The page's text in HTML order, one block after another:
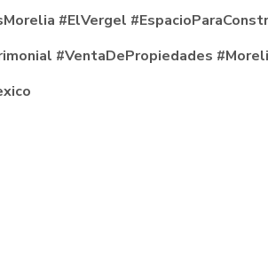
#ElVergel
#VentaDePropiedades